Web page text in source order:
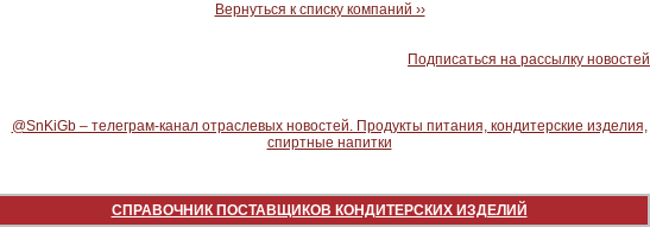
Вернуться к списку компаний ››
Подписаться на рассылку новостей
СПРАВОЧНИК ПОСТАВЩИКОВ КОНДИТЕРСКИХ ИЗДЕЛИЙ